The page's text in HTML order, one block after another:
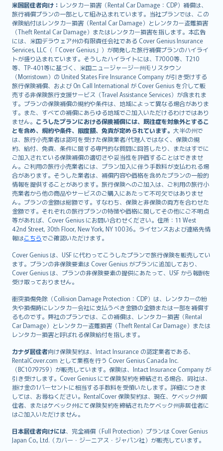
米国居住者向け： レンタカー損害（Rental Car Damage：CDP）補償は、
旅行補償プランの一部として組み込まれています。当社プランでは、この
保険給付はレンタカー損害（Rental Car Damage）とレンタカー盗難損害
（Theft Rental Car Damage）またはレンタカー損害を指します。本広告
には、米国デラウェア州の有限責任会社である Cover Genius Insurance
Services, LLC（「Cover Genius」）が開発した旅行補償プランのハイライ
トが盛り込まれています。そうしたハイライトには、T7000等、T210
等、TP-401等に基づく、米国ニュージャージー州モリスタウン
（Morristown）の United States Fire Insurance Company が引き受けする
旅行保険補償、および On Call International が Cover Genius を介して販
売する非保険旅行支援サービス（Travel Assistance Services）が含まれま
す。プランの保険補償の規約や条件は、地域によって異なる場合がありま
す。また、すべての補償にあらゆる地域でご加入いただけるわけではあり
ません。 こうしたプランにおける保険補償には、既往症を対象外とするこ
とを含め、規約や条件、限度額、免責が定められています。 大半の州で
は、旅行小売業者は認可を受けた保険業者/代理人ではなく、保険の規
約、給付、免責、条件に関する専門的な質問に回答したり、またはすでに
ご加入されている保険補償の適切さや妥当性を評価することはできませ
ん。ご利用の旅行小売業者には、プラン加入に伴う手数料が支払われる場
合があります。そうした業者は、補償内容や価格を含めたプランの一般的
情報を提供することがあります。旅行保険へのご加入は、ご利用の旅行小
売業者から他の商品やサービスのご購入にあたって不可欠ではありませ
ん。プランの金額は総額です。すなわち、保険と非保険の両方を合わせた
金額です。それぞれの旅行プランの特徴や価格に関してその他にご不明点
等があれば、Cover Genius にお問い合わせください。住所：11 West
42nd Street, 30th Floor, New York, NY 10036。ライセンスおよび連絡先情
報はこちらでご確認いただけます。
Cover Genius は、USF に代わってこうしたプランで旅行保険を販売してい
ます。プランの非保険要素は Cover Genius がプランに追加しており、
Cover Genius は、プランの非保険要素の提供にあたって、USF から報酬を
受け取っておりません。
衝突損傷免除（Collision Damage Protection：CDP）は、レンタカーの紛
失や損傷時にレンタカー会社に支払うべき金額の全額または一部を補償す
るものです。弊社のプランでは、この補償は、レンタカー損害（Rental
Car Damage）とレンタカー盗難損害（Theft Rental Car Damage）または
レンタカー損害と呼ばれる保険給付を指します。
カナダ居住者向け保険契約は、Intact Insurance の認定業者である、
RentalCover.com として業務を行う Cover Genius Canada Inc.
（BC1079759）が販売しています。保険は、Intact Insurance Company が
引き受けします。Cover Genius にて保険契約を締結される場合、同社は、
掛け金の1パーセントに相当する手数料を受領いたします。詳細につきま
しては、お尋ねください。RentalCover 保険契約は、現在、ケベック州居
住者、またはケベック州にて保険契約を締結されたケベック州非居住者に
はご加入いただけません。
日本居住者向けには、完全補償（Full Protection）プランは Cover Genius
Japan Co., Ltd.（カバー・ジーニアス・ジャパン社）が販売しています。